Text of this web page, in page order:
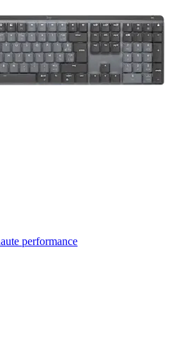
performance